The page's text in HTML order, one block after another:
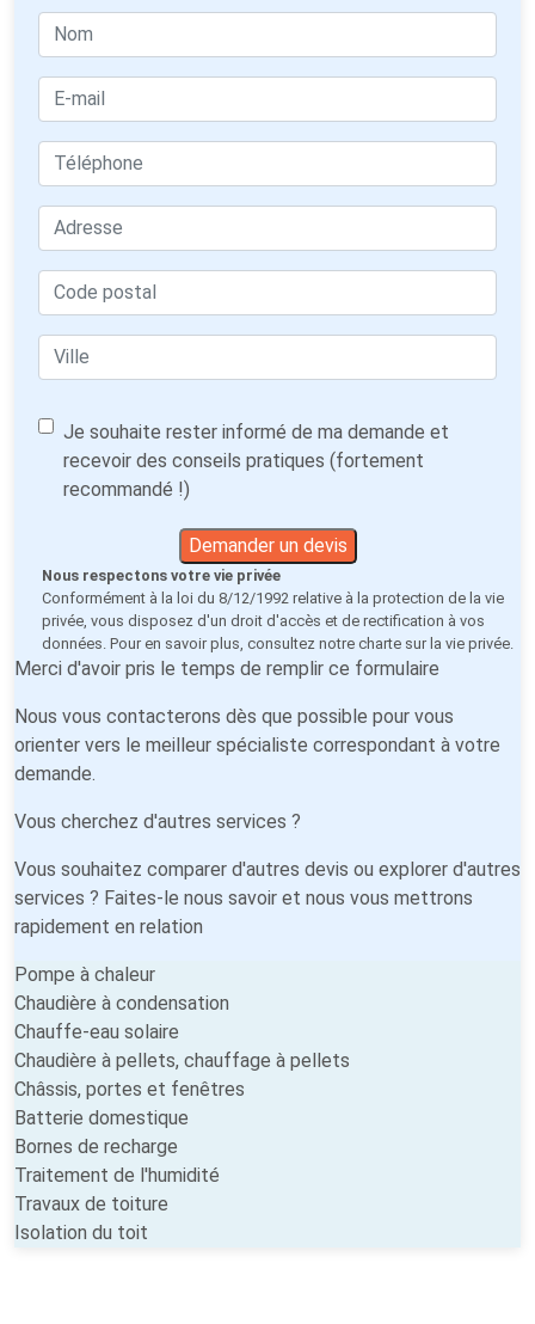
Je souhaite rester informé de ma demande et
recevoir des conseils pratiques (fortement
recommandé !)
Demander un devis
Nous respectons votre vie privée
Conformément à la loi du 8/12/1992 relative à la protection de la vie
privée, vous disposez d'un droit d'accès et de rectification à vos
données. Pour en savoir plus, consultez notre charte sur la vie privée
Merci d'avoir pris le temps de remplir ce formulaire
Nous vous contacterons dès que possible pour vous
orienter vers le meilleur spécialiste correspondant à votre
demande.
Vous cherchez d'autres services ?
Vous souhaitez comparer d'autres devis ou explorer d'autres
services ? Faites-le nous savoir et nous vous mettrons
rapidement en relation
Pompe à chaleur
Chaudière à condensation
Chauffe-eau solaire
Chaudière à pellets, chauffage à pellets
Châssis, portes et fenêtres
Batterie domestique
Bornes de recharge
Traitement de l'humidité
Travaux de toiture
Isolation du toit